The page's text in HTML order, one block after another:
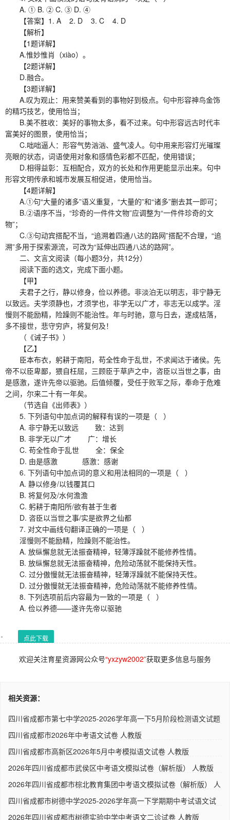
A. ① B. ② C. ③ D. ④
【答案】1. A 2. D 3. C 4. D
【解析】
【1题详解】
A.惟妙惟肖（xiào）。
【2题详解】
D.融合。
【3题详解】
A.叹为观止：用来赞美看到的事物好到极点。句中形容神鸟金饰
的精巧技艺，使用恰当；
B.美不胜收：美好的事物太多，看不过来。句中形容远古时代丰
富美好的图景，使用恰当；
C.咄咄逼人：形容气势汹汹、盛气凌人。句中用来形容灯光璀璨
亮眼的状态，词语使用对象和感情色彩都不匹配，使用错误；
D.相得益彰：互相配合，双方的长处和作用更能显示出来。句中
形容文明传承和城市发展互相促进，使用恰当。
【4题详解】
A.①句“大量的诸多”语义重复，“大量的”和“诸多”删去其一即可；
B.②语序不当，“珍奇的一件件文物”应调整为“一件件珍奇的文
物”；
C.③句动宾搭配不当，“追溯着四通八达的路网”搭配不合理，“追
溯”多用于探索源流，可改为“延伸出四通八达的路网”。
二、文言文阅读（每小题3分，共12分）
阅读下面的选文，完成下面小题。
【甲】
夫君子之行，静以修身，俭以养德。非淡泊无以明志，非宁静无
以致远。夫学须静也，才须学也，非学无以广才，非志无以成学。淫
慢则不能励精，险躁则不能治性。年与时驰，意与日去，遂成枯落，
多不接世，悲守穷庐，将复何及！
（《诫子书》）
【乙】
臣本布衣，躬耕于南阳，苟全性命于乱世，不求闻达于诸侯。先
帝不以臣卑鄙，猥自枉屈，三顾臣于草庐之中，咨臣以当世之事，由
是感激，遂许先帝以驱驰。后值倾覆，受任于败军之际，奉命于危难
之间，尔来二十有一年矣。
（节选自《出师表》）
5. 下列语句中加点词的解释有误的一项是（ ）
A. 非宁静无以致远 致：达到
B. 非学无以广才 广：增长
C. 苟全性命于乱世 全：保全
D. 由是感激 感激：感谢
6. 下列语句中加点词的意义和用法相同的一项是（ ）
A. 静以修身/以钱覆其口
B. 将复何及/水何澹澹
C. 躬耕于南阳所/欲有甚于生者
D. 咨臣以当世之事/实是欲界之仙都
7. 对文中画线句翻译正确的一项是（ ）
淫慢则不能励精，险躁则不能治性。
A. 放纵懈怠就无法振奋精神，轻薄浮躁就不能修养性情。
B. 放纵懈怠就无法振奋精神，危险动荡就不能保持天性。
C. 过分傲慢就无法振奋精神，轻薄浮躁就不能保持天性。
D. 过分傲慢就无法振奋精神，危险动荡就不能修养性情。
8. 下列选项前后内容最为一致的一项是（ ）
A. 俭以养德——遂许先帝以驱驰
点此下载
欢迎关注育星资源网公众号“yxzyw2002”获取更多信息与服务
相关资源：
四川省成都市第七中学2025-2026学年高一下5月阶段检测语文试题
四川省成都市2026年中考语文试卷 人教版
四川省成都市高新区2026年5月中考模拟语文试卷 人教版
2026年四川省成都市武侯区中考语文模拟试卷（解析版） 人教版
2026年四川省成都市棕北教育集团中考语文模拟试卷（解析版） 人
四川省成都市树德中学2025-2026学年高一下学期期中考试语文试
2026年四川省成都市树德实验中学中考语文二诊试卷 人教版